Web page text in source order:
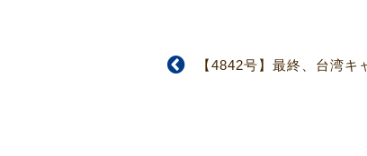
【4842号】最終、台湾キ